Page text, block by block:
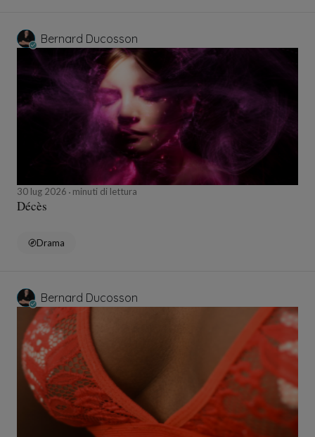
Bernard Ducosson
30 lug 2026 minuti di lettura
Décès
Drama
Bernard Ducosson